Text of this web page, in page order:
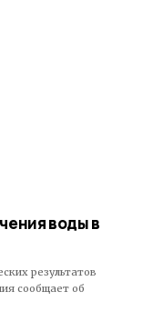
воды в
результатов
сообщает об